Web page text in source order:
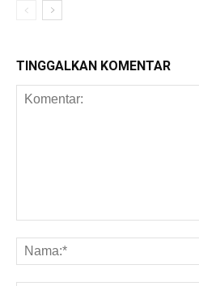
TINGGALKAN KOMENTAR